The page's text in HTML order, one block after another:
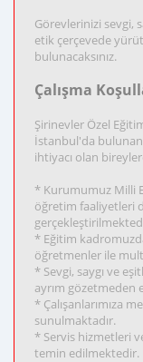
Görevlerinizi sevgi,
etik çerçevede
bulunacaksınız.
Çalışma
Şirinevler Özel
İstanbul'da bulunan
ihtiyacı olan
* Kurumumuz Milli
öğretim faaliyetleri
* Eğitim
öğretmenler ile
* Sevgi, saygı ve
ayrım gözetmeden
* Çalışanlarımıza
sunulmaktadır.
* Servis hizmetleri
temin edilmektedir.